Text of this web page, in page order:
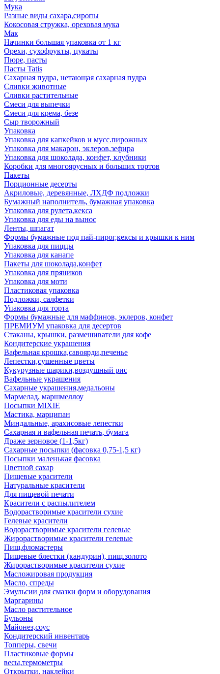
Мука
Разные виды сахара,сиропы
Кокосовая стружка, ореховая мука
Мак
Начинки большая упаковка от 1 кг
Орехи, сухофрукты, цукаты
Пюре, пасты
Пасты Tatis
Сахарная пудра, нетающая сахарная пудра
Сливки животные
Сливки растительные
Смеси для выпечки
Смеси для крема, безе
Сыр творожный
Упаковка
Упаковка для капкейков и мусс.пирожных
Упаковка для макарон, эклеров,зефира
Упаковка для шоколада, конфет, клубники
Коробки для многоярусных и больших тортов
Пакеты
Порционные десерты
Акриловые, деревянные, ЛХДФ подложки
Бумажный наполнитель, бумажная упаковка
Упаковка для рулета,кекса
Упаковка для еды на вынос
Ленты, шпагат
Формы бумажные под пай-пирог,кексы и крышки к ним
Упаковка для пиццы
Упаковка для канапе
Пакеты для шоколада,конфет
Упаковка для пряников
Упаковка для моти
Пластиковая упаковка
Подложки, салфетки
Упаковка для торта
Формы бумажные для маффинов, эклеров, конфет
ПРЕМИУМ упаковка для десертов
Стаканы, крышки, размешиватели для кофе
Кондитерские украшения
Вафельная крошка,савоярди,печенье
Лепестки,сушенные цветы
Кукурузные шарики,воздушный рис
Вафельные украшения
Сахарные украшения,медальоны
Мармелад, маршмеллоу
Посыпки MIXIE
Мастика, марципан
Миндальные, арахисовые лепестки
Сахарная и вафельная печать, бумага
Драже зерновое (1-1,5кг)
Сахарные посыпки (фасовка 0,75-1,5 кг)
Посыпки маленькая фасовка
Цветной сахар
Пищевые красители
Натуральные красители
Для пищевой печати
Красители с распылителем
Водорастворимые красители сухие
Гелевые красители
Водорастворимые красители гелевые
Жирорастворимые красители гелевые
Пищ.фломастеры
Пищевые блестки (кандурин), пищ.золото
Жирорастворимые красители сухие
Масложировая продукция
Масло, спреды
Эмульсии для смазки форм и оборудования
Маргарины
Масло растительное
Бульоны
Майонез,соус
Кондитерский инвентарь
Топперы, свечи
Пластиковые формы
весы,термометры
Открытки, наклейки